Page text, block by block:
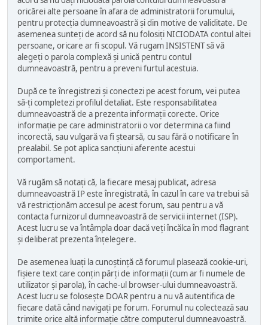
oricărei alte persoane în afara de administratorii forumului,
pentru protecția dumneavoastră și din motive de validitate. De
asemenea sunteți de acord să nu folosiți NICIODATA contul altei
persoane, oricare ar fi scopul. Vă rugam INSISTENT să vă
alegeți o parola complexă și unică pentru contul
dumneavoastră, pentru a preveni furtul acestuia.
După ce te înregistrezi și conectezi pe acest forum, vei putea
să-ți completezi profilul detaliat. Este responsabilitatea
dumneavoastră de a prezenta informații corecte. Orice
informație pe care administratorii o vor determina ca fiind
incorectă, sau vulgară va fi ștearsă, cu sau fără o notificare în
prealabil. Se pot aplica sancțiuni aferente acestui
comportament.
Vă rugăm să notați că, la fiecare mesaj publicat, adresa
dumneavoastră IP este înregistrată, în cazul în care va trebui să
vă restricționăm accesul pe acest forum, sau pentru a vă
contacta furnizorul dumneavoastră de servicii internet (ISP).
Acest lucru se va întâmpla doar dacă veți încălca în mod flagrant
și deliberat prezenta înțelegere.
De asemenea luați la cunoștință că forumul plasează cookie-uri,
fișiere text care conțin părți de informații (cum ar fi numele de
utilizator și parola), în cache-ul browser-ului dumneavoastră.
Acest lucru se folosește DOAR pentru a nu vă autentifica de
fiecare dată când navigați pe forum. Forumul nu colectează sau
trimite orice altă informație către computerul dumneavoastră.